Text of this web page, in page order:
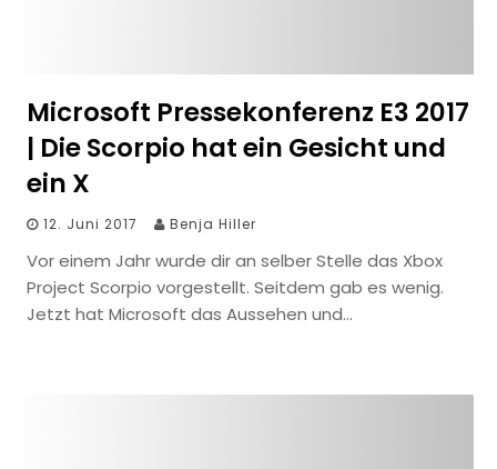
Microsoft Pressekonferenz E3 2017
| Die Scorpio hat ein Gesicht und
ein X
12. Juni 2017 Benja Hiller
Vor einem Jahr wurde dir an selber Stelle das Xbox
Project Scorpio vorgestellt. Seitdem gab es wenig.
Jetzt hat Microsoft das Aussehen und…